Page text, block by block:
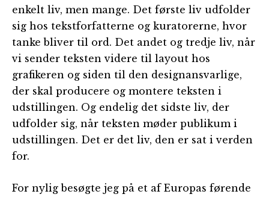
enkelt liv, men mange. Det første liv udfolder
sig hos tekstforfatterne og kuratorerne, hvor
tanke bliver til ord. Det andet og tredje liv, når
vi sender teksten videre til layout hos
grafikeren og siden til den designansvarlige,
der skal producere og montere teksten i
udstillingen. Og endelig det sidste liv, der
udfolder sig, når teksten møder publikum i
udstillingen. Det er det liv, den er sat i verden
for.
For nylig besøgte jeg på et af Europas førende